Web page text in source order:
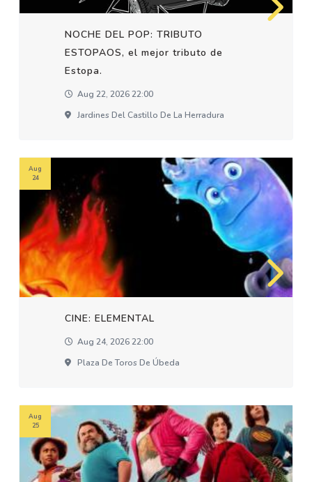
NOCHE DEL POP: TRIBUTO
ESTOPAOS, el mejor tributo de
Estopa.
Aug 22, 2026 22:00
Jardines Del Castillo De La Herradura
CINE: ELEMENTAL
Aug 24, 2026 22:00
Plaza De Toros De Úbeda
Aug
24
Aug
25